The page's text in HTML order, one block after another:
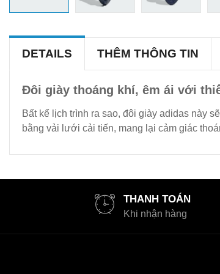
DETAILS THÊM THÔNG TIN
Đôi giày thoáng khí, êm ái với
Bất kể lịch trình ra sao, đôi giày adidas này
bằng vải lưới cải tiến, mang lại cảm giác
THANH TOÁN
Khi nhận hàng